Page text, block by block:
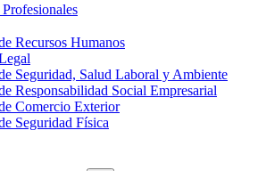
Recursos Humanos
Seguridad, Salud Laboral y Ambiente
Responsabilidad Social Empresarial
Comercio Exterior
Seguridad Física